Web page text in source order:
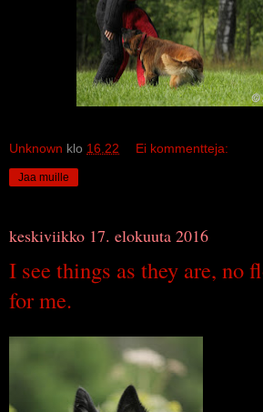
Unknown klo 16.22 Ei kommentteja:
Jaa muille
keskiviikko 17. elokuuta 2016
I see things as they are, no
for me.